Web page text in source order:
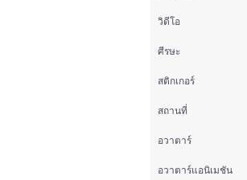
วิดีโอ
ศีรษะ
สติกเกอร์
สถานที่
อวาตาร์
อวาตาร์แอนิเมชัน